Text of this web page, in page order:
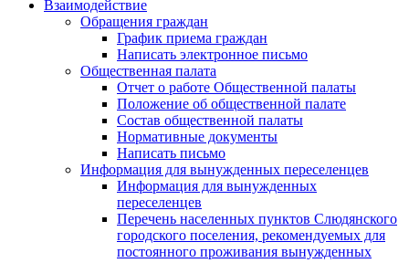
Взаимодействие
Обращения граждан
График приема граждан
Написать электронное письмо
Общественная палата
Отчет о работе Общественной палаты
Положение об общественной палате
Состав общественной палаты
Нормативные документы
Написать письмо
Информация для вынужденных переселенцев
Информация для вынужденных
переселенцев
Перечень населенных пунктов Слюдянского
городского поселения, рекомендуемых для
постоянного проживания вынужденных